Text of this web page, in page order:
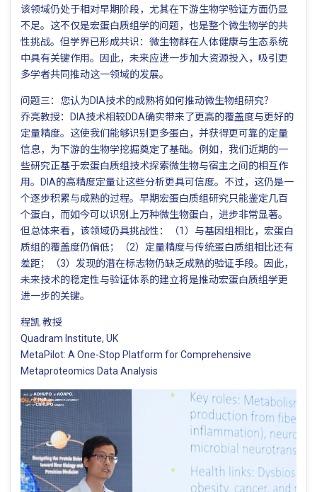
该领域仍处于相对早期阶段，尤其在下游生物学验证方面仍显
不足。这不仅是宏蛋白质组学的问题，也是整个微生物学的共
性挑战。但学界已形成共识：微生物群在人体健康与生态系统
中具有关键作用。因此，未来应进一步加大资源投入，吸引更
多学者共同推动这一领域的发展。
问题三：您认为DIA技术的成熟将如何推动微生物组研究？
乔亮教授：DIA技术相较DDA确实带来了更高的覆盖度与更好的
定量精度。这使我们能够识别更多蛋白，并获得更可靠的定量
信息，为下游的生物学挖掘奠定了基础。例如，我们近期的一
些研究正基于宏蛋白质组技术探索微生物与宿主之间的相互作
用。DIA的高精度定量让这些分析更具可信度。不过，这仍是一
个逐步积累与成熟的过程。早期宏蛋白质组研究只能鉴定几百
个蛋白，而如今可以识别上万种微生物蛋白，进步非常显著。
但总体来看，该领域仍具挑战性：（1）与基因组相比，宏蛋白
质组的覆盖度仍偏低；（2）定量精度与传统蛋白质组相比还有
差距；（3）发现的潜在标志物仍缺乏成熟的验证手段。因此，
未来技术的稳定性与验证体系的建立将是推动宏蛋白质组学更
进一步的关键。
程凯 教授
Quadram Institute, UK
MetaPilot: A One-Stop Platform for Comprehensive
Metaproteomics Data Analysis